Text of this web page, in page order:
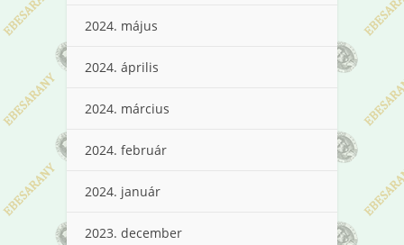
2024. május
2024. április
2024. március
2024. február
2024. január
2023. december